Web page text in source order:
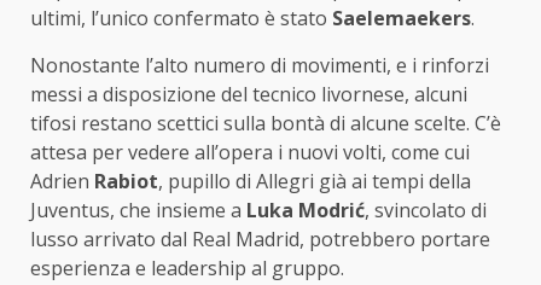
ultimi, l’unico confermato è stato Saelemaekers.
Nonostante l’alto numero di movimenti, e i rinforzi
messi a disposizione del tecnico livornese, alcuni
tifosi restano scettici sulla bontà di alcune scelte. C’è
attesa per vedere all’opera i nuovi volti, come cui
Adrien Rabiot, pupillo di Allegri già ai tempi della
Juventus, che insieme a Luka Modrić, svincolato di
lusso arrivato dal Real Madrid, potrebbero portare
esperienza e leadership al gruppo.